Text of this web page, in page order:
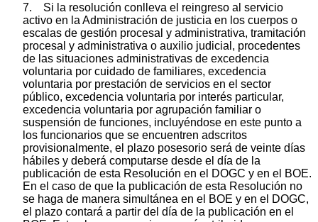
7. Si la resolución conlleva el reingreso al servicio
activo en la Administración de justicia en los cuerpos o
escalas de gestión procesal y administrativa, tramitación
procesal y administrativa o auxilio judicial, procedentes
de las situaciones administrativas de excedencia
voluntaria por cuidado de familiares, excedencia
voluntaria por prestación de servicios en el sector
público, excedencia voluntaria por interés particular,
excedencia voluntaria por agrupación familiar o
suspensión de funciones, incluyéndose en este punto a
los funcionarios que se encuentren adscritos
provisionalmente, el plazo posesorio será de veinte días
hábiles y deberá computarse desde el día de la
publicación de esta Resolución en el DOGC y en el BOE.
En el caso de que la publicación de esta Resolución no
se haga de manera simultánea en el BOE y en el DOGC,
el plazo contará a partir del día de la publicación en el